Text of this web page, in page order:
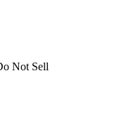
Not Sell